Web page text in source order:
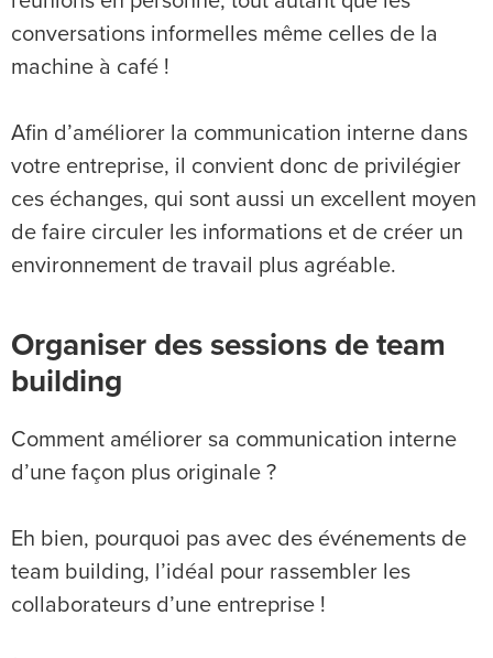
conversations informelles même celles de la
machine à café !
Afin d’améliorer la communication interne dans
votre entreprise, il convient donc de privilégier
ces échanges, qui sont aussi un excellent moyen
de faire circuler les informations et de créer un
environnement de travail plus agréable.
Organiser des sessions de team
building
Comment améliorer sa communication interne
d’une façon plus originale ?
Eh bien, pourquoi pas avec des événements de
team building, l’idéal pour rassembler les
collaborateurs d’une entreprise !